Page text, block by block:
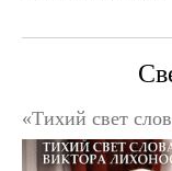
«Тихий свет